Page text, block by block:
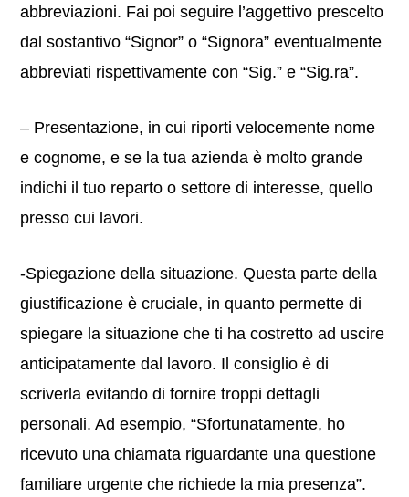
abbreviazioni. Fai poi seguire l’aggettivo prescelto
dal sostantivo “Signor” o “Signora” eventualmente
abbreviati rispettivamente con “Sig.” e “Sig.ra”.
– Presentazione, in cui riporti velocemente nome
e cognome, e se la tua azienda è molto grande
indichi il tuo reparto o settore di interesse, quello
presso cui lavori.
-Spiegazione della situazione. Questa parte della
giustificazione è cruciale, in quanto permette di
spiegare la situazione che ti ha costretto ad uscire
anticipatamente dal lavoro. Il consiglio è di
scriverla evitando di fornire troppi dettagli
personali. Ad esempio, “Sfortunatamente, ho
ricevuto una chiamata riguardante una questione
familiare urgente che richiede la mia presenza”.